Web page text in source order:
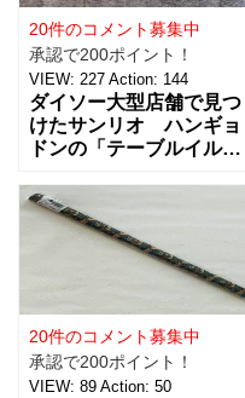
20件のコメント募集中
承認で200ポイント！
VIEW: 227 Action: 144
ダイソー大型店舗で見つ
けたサンリオ ハンギョ
ドンの「テーブルイルミ
円を買ってきました。 パ
ーティーのテーブルデコ
レーションやおやすみ前
のリラックスタイムに良
さそうな商品で、あの
「ハンギョドン」がデザ
インされたライトは、
20件のコメント募集中
承認で200ポイント！
VIEW: 89 Action: 50